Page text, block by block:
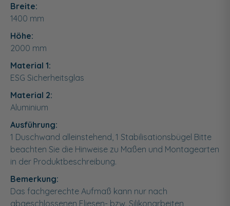
Breite:
1400 mm
Höhe:
2000 mm
Material 1:
ESG Sicherheitsglas
Material 2:
Aluminium
Ausführung:
1 Duschwand alleinstehend, 1 Stabilisationsbügel Bitte
beachten Sie die Hinweise zu Maßen und Montagearten
in der Produktbeschreibung.
Bemerkung:
Das fachgerechte Aufmaß kann nur nach
abgeschlossenen Fliesen- bzw. Silikonarbeiten